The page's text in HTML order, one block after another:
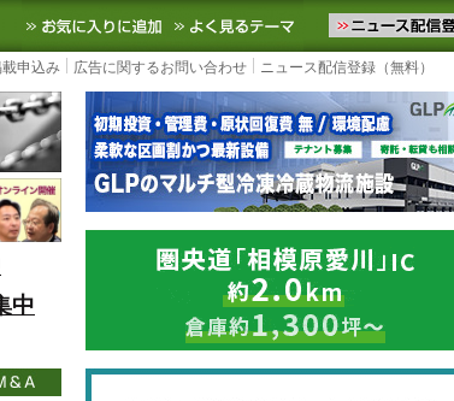
外の最新の物流ニュースをお届けします。物流
お気に入りに追加 よく見るテーマ
申込み 広告に関するお問い合わせ ニュース配信登録（無料）
中